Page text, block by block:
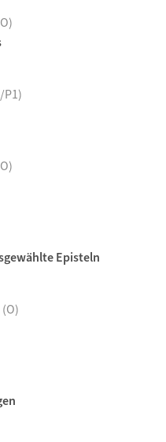
P1)
Episteln
(O)